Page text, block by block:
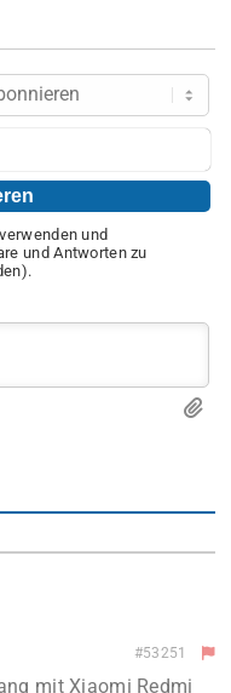
und
und Antworten zu
#53251
mit Xiaomi Redmi